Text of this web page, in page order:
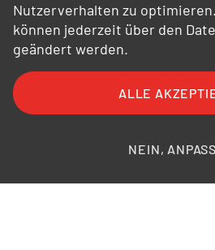
FAQ AGB AEB
Nutzerverhalten zu
können jederzeit über den
geändert werden.
ALLE
NEIN,